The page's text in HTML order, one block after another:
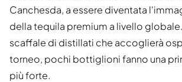
Canchesda, a essere diventata
della tequila premium a livello
scaffale di distillati che accoglierà
torneo, pochi bottiglioni fanno una
più forte.